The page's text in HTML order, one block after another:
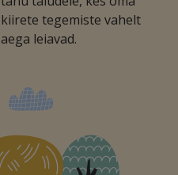
kiirete tegemiste vahelt
aega leiavad.